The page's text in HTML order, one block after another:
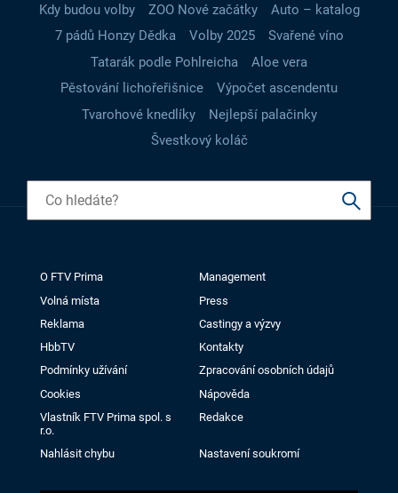
Kdy budou volby
ZOO Nové začátky
Auto – katalog
7 pádů Honzy Dědka
Volby 2025
Svařené víno
Tatarák podle Pohlreicha
Aloe vera
Pěstování lichořeřišnice
Výpočet ascendentu
Tvarohové knedlíky
Nejlepší palačinky
Švestkový koláč
O FTV Prima
Management
Volná místa
Press
Reklama
Castingy a výzvy
HbbTV
Kontakty
Podmínky užívání
Zpracování osobních údajů
Cookies
Nápověda
Vlastník FTV Prima spol. s
r.o.
Redakce
Nahlásit chybu Nastavení soukromí